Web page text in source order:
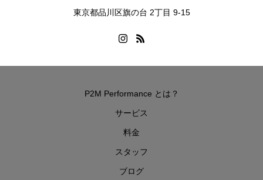
東京都品川区旗の台 2丁目 9-15
P2M Performance とは？
サービス
料金
スタッフ
ブログ